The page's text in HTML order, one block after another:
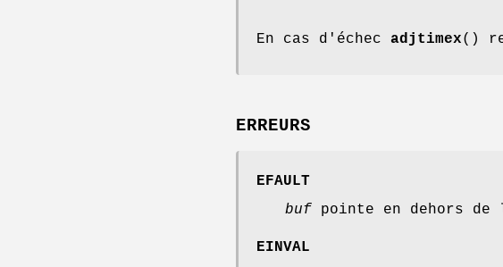
En cas d'échec adjtimex()
ERREURS
EFAULT
buf pointe en dehors
EINVAL